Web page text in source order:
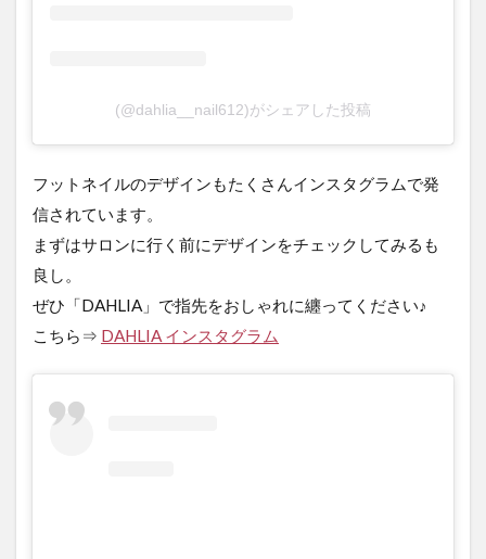
(@dahlia__nail612)がシェアした投稿
フットネイルのデザインもたくさんインスタグラムで発
信されています。
まずはサロンに行く前にデザインをチェックしてみるも
良し。
ぜひ「DAHLIA」で指先をおしゃれに纏ってください♪
こちら⇒ DAHLIA インスタグラム